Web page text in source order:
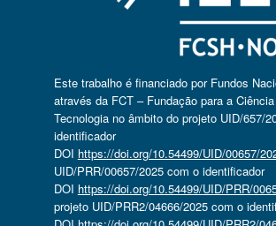
Este trabalho é financiado por Fundos
através da FCT – Fundação para a
Tecnologia no âmbito do projeto UID/657/
identificador
DOI https://doi.org/10.54499/UID/00657/
UID/PRR/00657/2025 com o identificador
DOI https://doi.org/10.54499/UID/PRR/
projeto UID/PRR2/04666/2025 com o